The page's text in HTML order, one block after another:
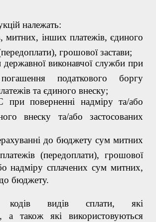
належать:
митних, інших платежів, єдиного
грошової застави;
виконавчої служби при
податкового боргу
та єдиного внеску;
поверненні надміру та/або
внеску та/або застосованих
до бюджету сум митних
(передоплати), грошової
надміру сплачених сум митних,
бюджету.
кодів видів сплати, які
а також які використовуються